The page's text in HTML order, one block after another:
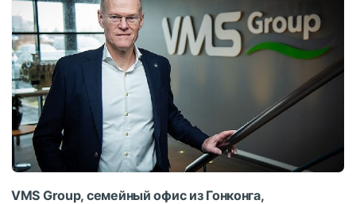
VMS Group, семейный офис из Гонконга,